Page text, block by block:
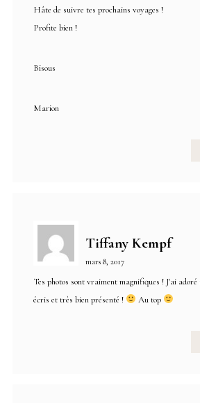
Hâte de suivre tes prochains voyages !
Profite bien !
Bisous
Marion
Tiffany Kempf
mars 8, 2017
Tes photos sont vraiment magnifiques ! J'ai
écris et très bien présenté !
Au top